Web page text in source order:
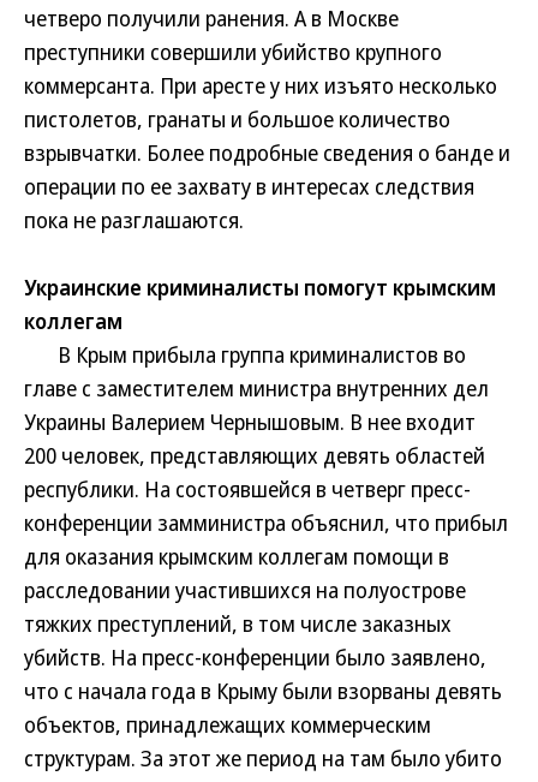
четверо получили ранения. А в Москве
преступники совершили убийство крупного
коммерсанта. При аресте у них изъято несколько
пистолетов, гранаты и большое количество
взрывчатки. Более подробные сведения о банде и
операции по ее захвату в интересах следствия
пока не разглашаются.
Украинские криминалисты помогут крымским
коллегам
В Крым прибыла группа криминалистов во
главе с заместителем министра внутренних дел
Украины Валерием Чернышовым. В нее входит
200 человек, представляющих девять областей
республики. На состоявшейся в четверг пресс-
конференции замминистра объяснил, что прибыл
для оказания крымским коллегам помощи в
расследовании участившихся на полуострове
тяжких преступлений, в том числе заказных
убийств. На пресс-конференции было заявлено,
что с начала года в Крыму были взорваны девять
объектов, принадлежащих коммерческим
структурам. За этот же период на там было убито